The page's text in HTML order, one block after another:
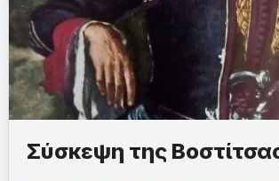
Σύσκεψη της